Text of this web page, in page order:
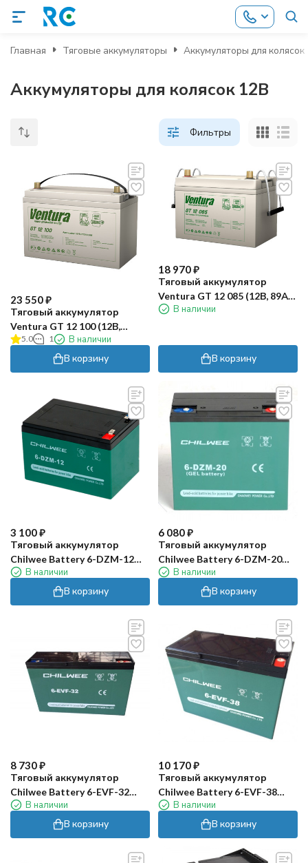
Главная Тяговые аккумуляторы Аккумуляторы для колясок
Аккумуляторы для колясок 12В
Фильтры
23 550₽
Тяговый аккумулятор
Ventura GT 12 100 (12В,
112Ач, AGM)
5.0 1 В наличии
В корзину
18 970₽
Тяговый аккумулятор
Ventura GT 12 085 (12В, 89Ач,
AGM)В наличии
В корзину
3 100₽
Тяговый аккумулятор
Chilwee Battery 6-DZM-12
(12В, 14А/ч)
В наличии
В корзину
6 080₽
Тяговый аккумулятор
Chilwee Battery 6-DZM-20
(12В, 24А/ч)
В наличии
В корзину
8 730₽
Тяговый аккумулятор
Chilwee Battery 6-EVF-32
(12В, 34А/ч)
В наличии
В корзину
10 170₽
Тяговый аккумулятор
Chilwee Battery 6-EVF-38
(12В, 40А/ч)
В наличии
В корзину